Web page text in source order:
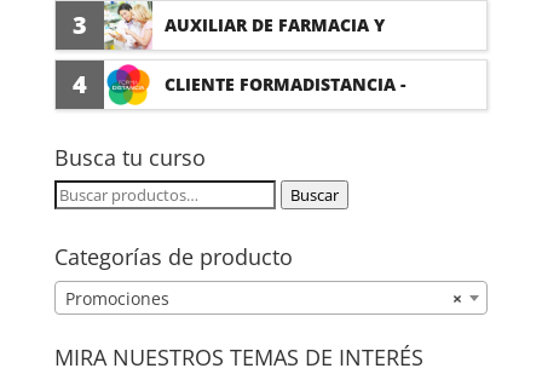
(PRÁCTICAS FORMATIVAS)
3 AUXILIAR DE FARMACIA Y
PARAFARMACIA CON PRÁCTICAS
4 CLIENTE FORMADISTANCIA -
Busca tu curso
Buscar
Buscar
Categorías de producto
×
Promociones
MIRA NUESTROS TEMAS DE INTERÉS